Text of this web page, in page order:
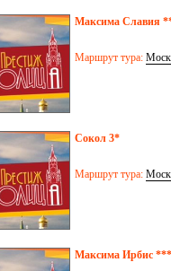
Максима Славия
Маршрут тура:
Сокол 3*
Маршрут тура:
Максима Ирбис